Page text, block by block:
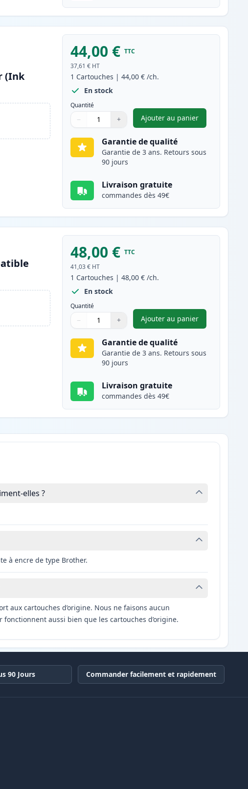
(Ink
44,00 € TTC
37,61 € HT
1 Cartouches |44,00 € /ch.
En stock
Quantité
Quantité
Utilisez les boutons pour ajuster
− +
Quantité
Ajouter au panier
,Brother TN3480
Garantie de qualité
Garantie de 3 ans. Retours sous
90 jours
Livraison gratuite
commandes dès 49€
48,00 € TTC
41,03 € HT
1 Cartouches |48,00 € /ch.
En stock
Quantité
Quantité
Utilisez les boutons pour ajuster
− +
Quantité
Ajouter au panier
,Brother DR3400
Garantie de qualité
Garantie de 3 ans. Retours sous
90 jours
Livraison gratuite
commandes dès 49€
elles ?
à encre de type Brother.
aux cartouches d’origine. Nous ne faisons aucun
aussi bien que les cartouches d’origine.
90 Jours Commander facilement et rapidement